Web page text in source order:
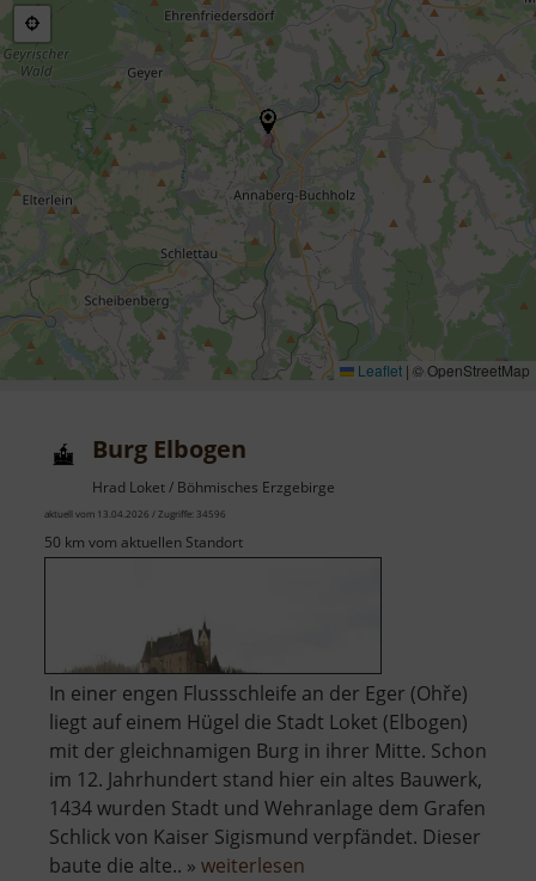
Leaflet | © OpenStreetMap
Burg Elbogen
Hrad Loket / Böhmisches Erzgebirge
aktuell vom 13.04.2026 / Zugriffe: 34596
50 km vom aktuellen Standort
In einer engen Flussschleife an der Eger (Ohře)
liegt auf einem Hügel die Stadt Loket (Elbogen)
mit der gleichnamigen Burg in ihrer Mitte. Schon
im 12. Jahrhundert stand hier ein altes Bauwerk,
1434 wurden Stadt und Wehranlage dem Grafen
Schlick von Kaiser Sigismund verpfändet. Dieser
baute die alte.. » weiterlesen